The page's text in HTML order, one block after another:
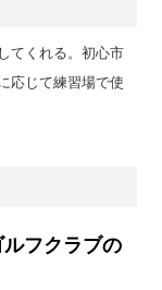
てくれる。初心市
応じて練習場で使
フクラブの